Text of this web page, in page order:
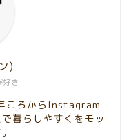
好き
)
ころからInstagram
暮らしやすくをモッ